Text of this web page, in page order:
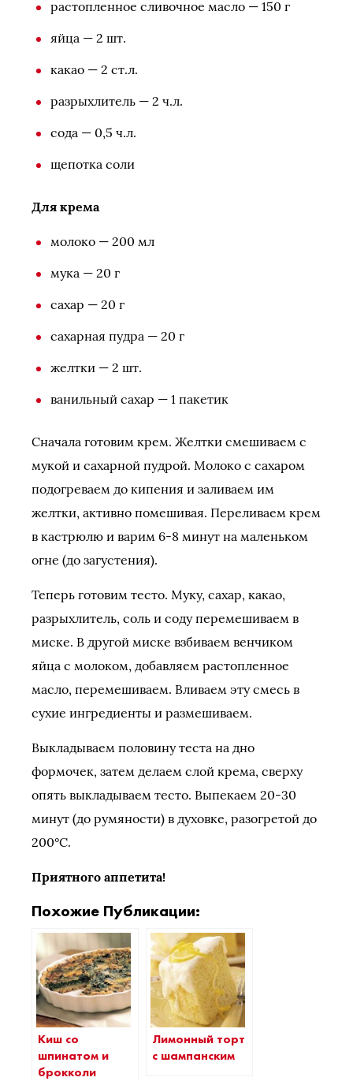
растопленное сливочное масло — 150 г
яйца — 2 шт.
какао — 2 ст.л.
разрыхлитель — 2 ч.л.
сода — 0,5 ч.л.
щепотка соли
Для крема
молоко — 200 мл
мука — 20 г
сахар — 20 г
сахарная пудра — 20 г
желтки — 2 шт.
ванильный сахар — 1 пакетик
Сначала готовим крем. Желтки смешиваем с
мукой и сахарной пудрой. Молоко с сахаром
подогреваем до кипения и заливаем им
желтки, активно помешивая. Переливаем крем
в кастрюлю и варим 6-8 минут на маленьком
огне (до загустения).
Теперь готовим тесто. Муку, сахар, какао,
разрыхлитель, соль и соду перемешиваем в
миске. В другой миске взбиваем венчиком
яйца с молоком, добавляем растопленное
масло, перемешиваем. Вливаем эту смесь в
сухие ингредиенты и размешиваем.
Выкладываем половину теста на дно
формочек, затем делаем слой крема, сверху
опять выкладываем тесто. Выпекаем 20-30
минут (до румяности) в духовке, разогретой до
200°C.
Приятного аппетита!
Похожие Публикации:
Киш со
шпинатом и
брокколи
Лимонный торт
с шампанским